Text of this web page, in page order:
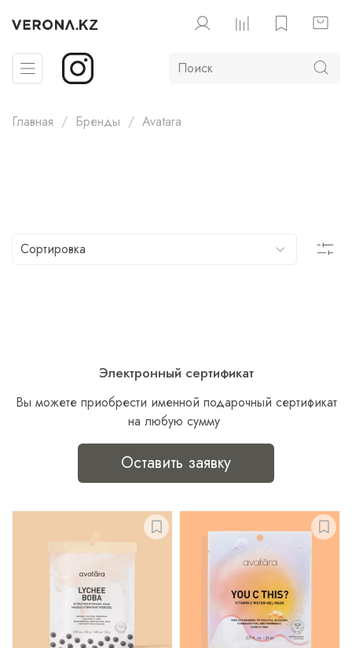
Главная Бренды Avatara
Электронный сертификат
Вы можете приобрести именной подарочный сертификат
на любую сумму
Оставить заявку